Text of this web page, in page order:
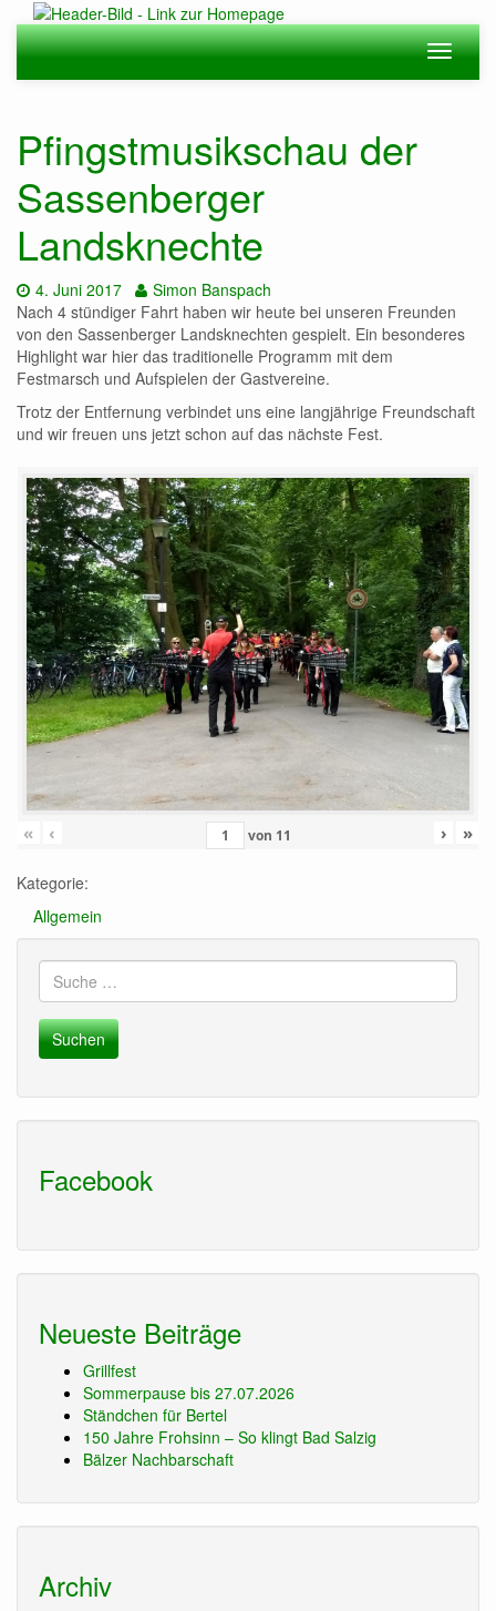
Zum
Hauptinhalt
springen
Navigation
ein-/
Pfingstmusikschau der
Sassenberger
Landsknechte
Datum:
4. Juni 2017 Autor:
Simon Banspach
Nach 4 stündiger Fahrt haben wir heute bei unseren Freunden
von den Sassenberger Landsknechten gespielt. Ein besonderes
Highlight war hier das traditionelle Programm mit dem
Festmarsch und Aufspielen der Gastvereine.
Trotz der Entfernung verbindet uns eine langjährige Freundschaft
und wir freuen uns jetzt schon auf das nächste Fest.
« ‹ von 11 › »
Kategorie:
Allgemein
Suche
nach:
Facebook
Neueste Beiträge
Grillfest
Sommerpause bis 27.07.2026
Ständchen für Bertel
150 Jahre Frohsinn – So klingt Bad Salzig
Bälzer Nachbarschaft
Archiv